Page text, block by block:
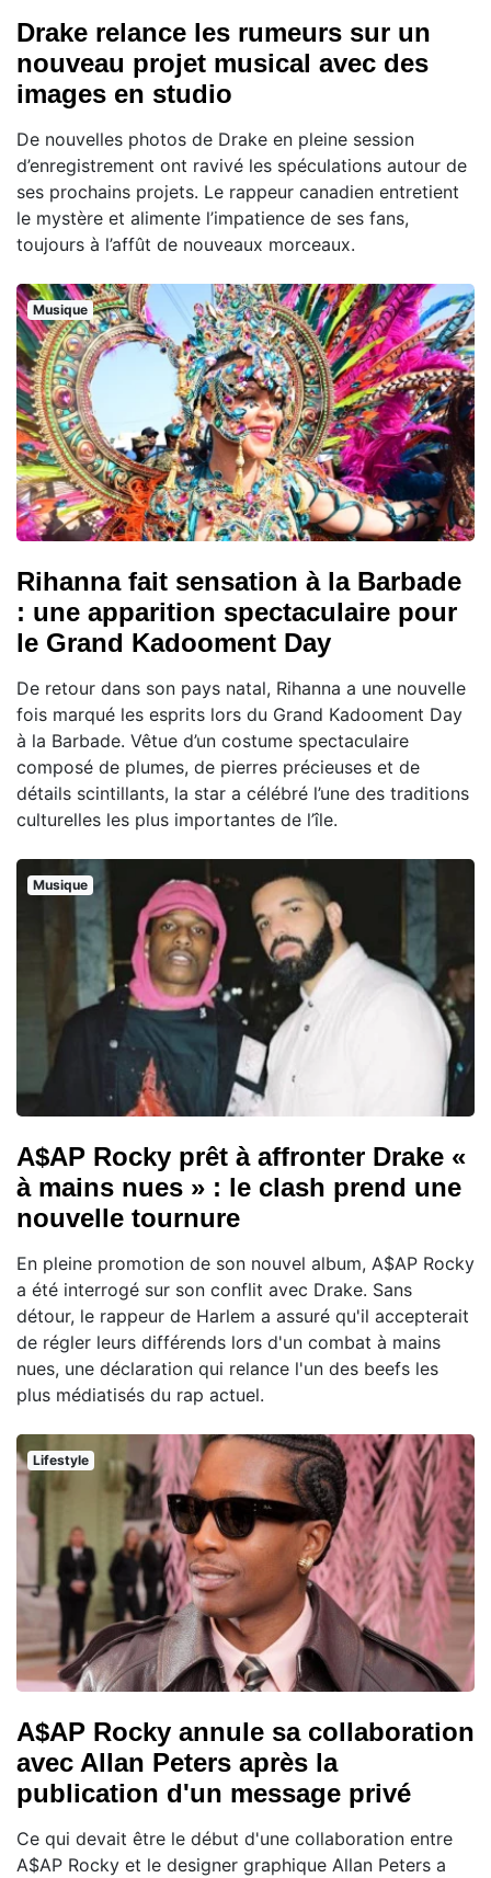
Drake relance les rumeurs sur un
nouveau projet musical avec des
images en studio
De nouvelles photos de Drake en pleine session
d’enregistrement ont ravivé les spéculations autour de
ses prochains projets. Le rappeur canadien entretient
le mystère et alimente l’impatience de ses fans,
toujours à l’affût de nouveaux morceaux.
Musique
Rihanna fait sensation à la Barbade
: une apparition spectaculaire pour
le Grand Kadooment Day
De retour dans son pays natal, Rihanna a une nouvelle
fois marqué les esprits lors du Grand Kadooment Day
à la Barbade. Vêtue d’un costume spectaculaire
composé de plumes, de pierres précieuses et de
détails scintillants, la star a célébré l’une des traditions
culturelles les plus importantes de l’île.
Musique
A$AP Rocky prêt à affronter Drake «
à mains nues » : le clash prend une
nouvelle tournure
En pleine promotion de son nouvel album, A$AP Rocky
a été interrogé sur son conflit avec Drake. Sans
détour, le rappeur de Harlem a assuré qu'il accepterait
de régler leurs différends lors d'un combat à mains
nues, une déclaration qui relance l'un des beefs les
plus médiatisés du rap actuel.
Lifestyle
A$AP Rocky annule sa collaboration
avec Allan Peters après la
publication d'un message privé
Ce qui devait être le début d'une collaboration entre
A$AP Rocky et le designer graphique Allan Peters a